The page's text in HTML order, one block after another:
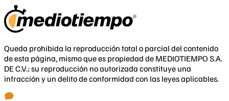
Queda prohibida la reproducción total o parcial del contenido
de esta página, mismo que es propiedad de MEDIOTIEMPO S.A.
DE C.V.; su reproducción no autorizada constituye una
infracción y un delito de conformidad con las leyes aplicables.